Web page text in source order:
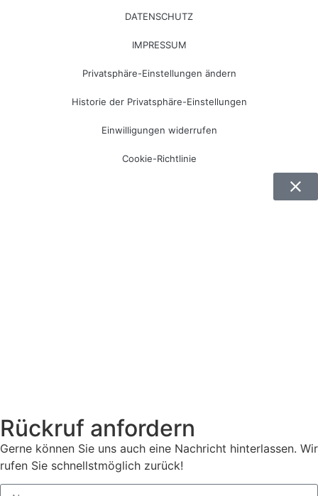
DATENSCHUTZ
IMPRESSUM
Privatsphäre-Einstellungen ändern
Historie der Privatsphäre-Einstellungen
Einwilligungen widerrufen
Cookie-Richtlinie
Rückruf anfordern
Gerne können Sie uns auch eine Nachricht hinterlassen. Wir
rufen Sie schnellstmöglich zurück!